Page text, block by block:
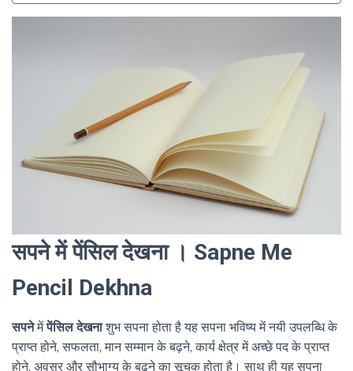
सपने में पेंसिल देखना । Sapne Me
Pencil Dekhna
सपनेमेंपेंसिल देखनाशुभ सपना होता है यह सपना भविष्य में नयी उपलब्धि के
प्राप्त होने, सफलता, मान सम्मान के बढ़ने, कार्य क्षेत्र में अच्छे पद के प्राप्त
होने, अवसर और सौभाग्य के बढ़ने का सूचक होता है। साथ ही यह सपना